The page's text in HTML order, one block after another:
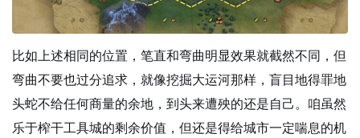
比如上述相同的位置，笔直和弯曲明显效果就截然不同，但
弯曲不要也过分追求，就像挖掘大运河那样，盲目地得罪地
头蛇不给任何商量的余地，到头来遭殃的还是自己。咱虽然
乐于榨干工具城的剩余价值，但还是得给城市一定喘息的机